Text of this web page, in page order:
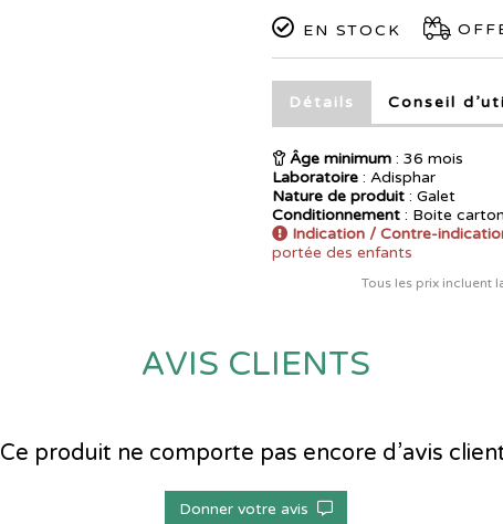
EN STOCK
Détails Conseil
Âge minimum : 36 mois
Laboratoire : Adisphar
Nature de produit : Galet
Conditionnement : Boite
Indication / Contre-
portée des enfants
Tous les prix incluent
AVIS CLIENTS
Ce produit ne comporte pas encore d’avis
Donner votre avis